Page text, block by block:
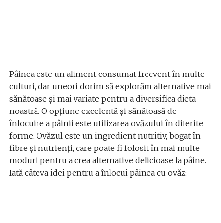
Pâinea este un aliment consumat frecvent în multe
culturi, dar uneori dorim să explorăm alternative mai
sănătoase și mai variate pentru a diversifica dieta
noastră. O opțiune excelentă și sănătoasă de
înlocuire a pâinii este utilizarea ovăzului în diferite
forme. Ovăzul este un ingredient nutritiv, bogat în
fibre și nutrienți, care poate fi folosit în mai multe
moduri pentru a crea alternative delicioase la pâine.
Iată câteva idei pentru a înlocui pâinea cu ovăz: